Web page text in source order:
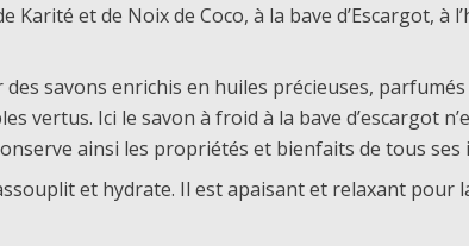
Karité et de Noix de Coco, à la bave d’Escargot, à
savons enrichis en huiles précieuses,
vertus. Ici le savon à froid à la bave d’escargot
ainsi les propriétés et bienfaits de tous ses
et hydrate. Il est apaisant et relaxant pour